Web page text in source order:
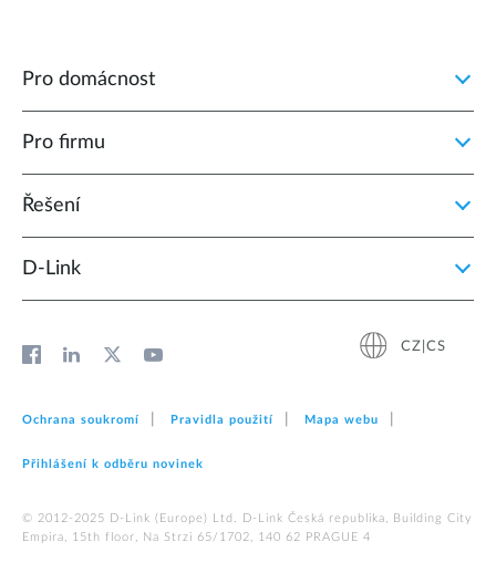
Pro domácnost
Pro firmu
Řešení
D‑Link
CZ|CS
Ochrana soukromí Pravidla použití Mapa webu
Přihlášení k odběru novinek
© 2012‑2025 D‑Link (Europe) Ltd. D-Link Česká republika, Building City
Empira, 15th floor, Na Strzi 65/1702, 140 62 PRAGUE 4